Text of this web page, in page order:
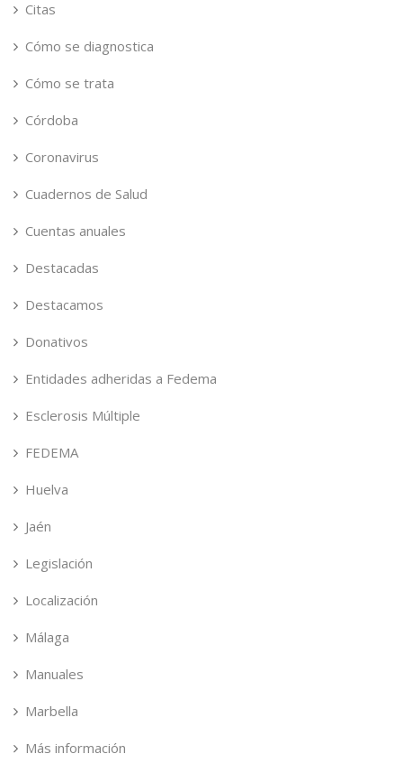
Citas
Cómo se diagnostica
Cómo se trata
Córdoba
Coronavirus
Cuadernos de Salud
Cuentas anuales
Destacadas
Destacamos
Donativos
Entidades adheridas a Fedema
Esclerosis Múltiple
FEDEMA
Huelva
Jaén
Legislación
Localización
Málaga
Manuales
Marbella
Más información